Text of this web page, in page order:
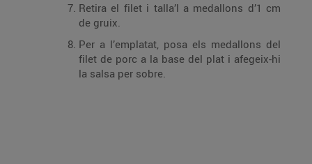
Retira el filet i talla’l a medallons d’1 cm
de gruix.
Per a l’emplatat, posa els medallons del
filet de porc a la base del plat i afegeix-hi
la salsa per sobre.